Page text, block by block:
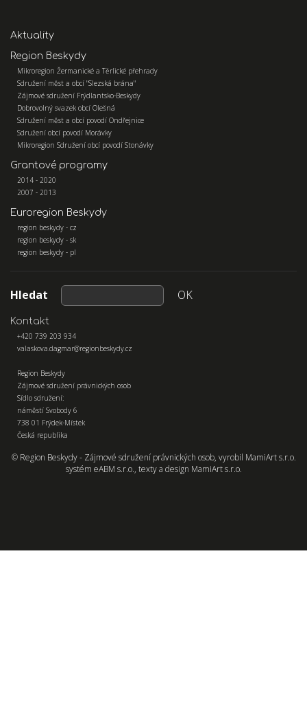
Aktuality
Region Beskydy
Mikroregion Žermanické a Těrlické přehrady
Sdružení měst a obcí "Slezská brána"
Zájmové sdružení Frýdlantsko-Beskydy
Dobrovolný svazek obcí Olešná
Sdružení měst a obcí povodí Ondřejnice
Sdružení obcí povodí Morávky
Mikroregion Sdružení obcí povodí Stonávky
Grantové programy
2014 - 2020
2007 - 2013
Euroregion Beskydy
region beskydy - cz
region beskydy - sk
region beskydy - pl
Hledat OK
Kontakt
+420 739 203 934
valaskova.dagmar@regionbeskydy.cz
Region Beskydy
Zájmové sdružení právnických osob
Sídlo sdružení:
náměstí Svobody 6
738 01 Frýdek-Místek
Česká republika
© Region Beskydy - Zájmové sdružení právnických osob, vyrobil MamiArt s.r.o.
systém eABM s.r.o., texty a design MamiArt s.r.o.